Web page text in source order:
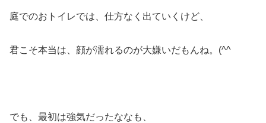
庭でのおトイレでは、仕方なく出ていくけど、
君こそ本当は、顔が濡れるのが大嫌いだもんね。(^^ゞ
でも、最初は強気だったななも、